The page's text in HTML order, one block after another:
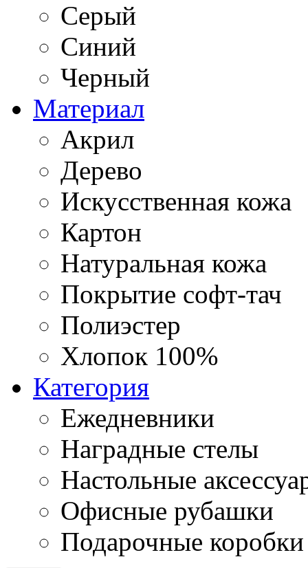
Серый
Синий
Черный
Материал
Акрил
Дерево
Искусственная кожа
Картон
Натуральная кожа
Покрытие софт-тач
Полиэстер
Хлопок 100%
Категория
Ежедневники
Наградные стелы
Настольные
Офисные рубашки
Подарочные коробки